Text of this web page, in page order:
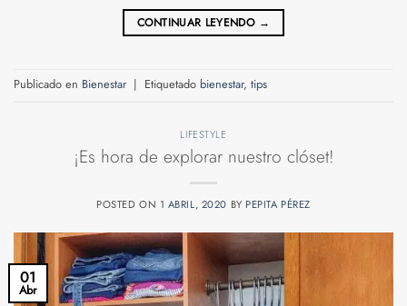
CONTINUAR LEYENDO →
Publicado en Bienestar | Etiquetado bienestar, tips
LIFESTYLE
¡Es hora de explorar nuestro clóset!
POSTED ON 1 ABRIL, 2020 BY PEPITA PÉREZ
01
Abr